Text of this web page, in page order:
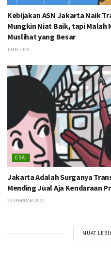
Kebijakan ASN Jakarta Naik
Mungkin Niat Baik, tapi Malah
Muslihat yang Besar
1 MEI 2025
ESAI
Jakarta Adalah Surganya
Mending Jual Aja Kendaraan
26 FEBRUARI 2024
MUAT